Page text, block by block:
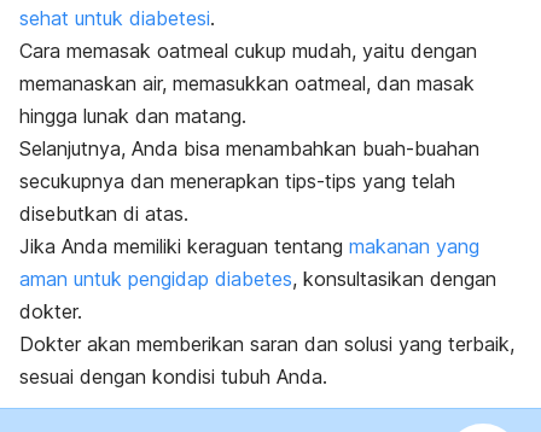
sehat untuk diabetesi.
Cara memasak oatmeal cukup mudah, yaitu dengan
memanaskan air, memasukkan oatmeal, dan masak
hingga lunak dan matang.
Selanjutnya, Anda bisa menambahkan buah-buahan
secukupnya dan menerapkan tips-tips yang telah
disebutkan di atas.
Jika Anda memiliki keraguan tentang makanan yang
aman untuk pengidap diabetes, konsultasikan dengan
dokter.
Dokter akan memberikan saran dan solusi yang terbaik,
sesuai dengan kondisi tubuh Anda.